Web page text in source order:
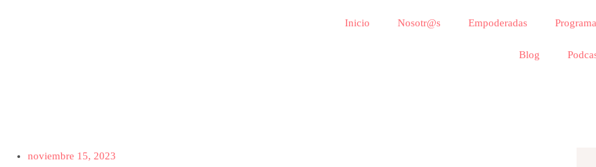
Inicio Nosotr@s Empoderadas
Blog
noviembre 15, 2023